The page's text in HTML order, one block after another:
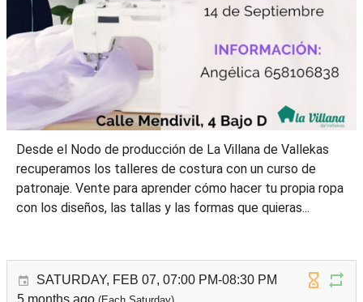
Desde el Nodo de producción de La Villana de Vallekas
recuperamos los talleres de costura con un curso de
patronaje. Vente para aprender cómo hacer tu propia ropa
con los diseños, las tallas y las formas que quieras...
SATURDAY, FEB 07, 07:00 PM-08:30 PM
5 months ago